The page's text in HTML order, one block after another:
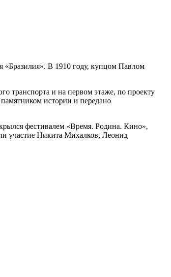
«Бразилия». В 1910 году, купцом Павлом
транспорта и на первом этаже, по проекту
истории и передано
фестивалем «Время. Родина. Кино»,
участие Никита Михалков, Леонид